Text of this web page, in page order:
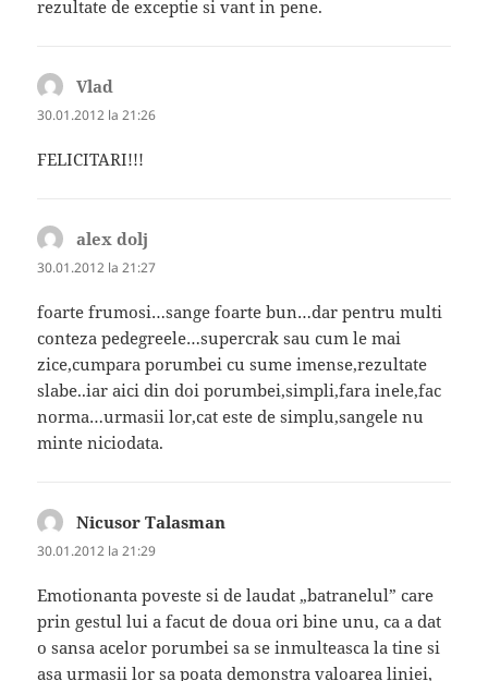
rezultate de exceptie si vant in pene.
Vlad
30.01.2012 la 21:26
FELICITARI!!!
alex dolj
30.01.2012 la 21:27
foarte frumosi…sange foarte bun…dar pentru multi
conteza pedegreele…supercrak sau cum le mai
zice,cumpara porumbei cu sume imense,rezultate
slabe..iar aici din doi porumbei,simpli,fara inele,fac
norma…urmasii lor,cat este de simplu,sangele nu
minte niciodata.
Nicusor Talasman
30.01.2012 la 21:29
Emotionanta poveste si de laudat „batranelul” care
prin gestul lui a facut de doua ori bine unu, ca a dat
o sansa acelor porumbei sa se inmulteasca la tine si
asa urmasii lor sa poata demonstra valoarea liniei,